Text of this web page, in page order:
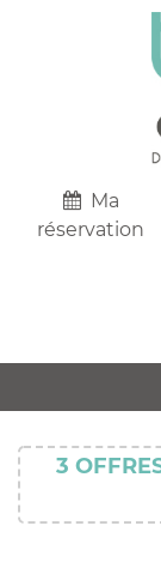
Ma
réservation
AU DEPART
SEJOURS
CIRCUITS
3